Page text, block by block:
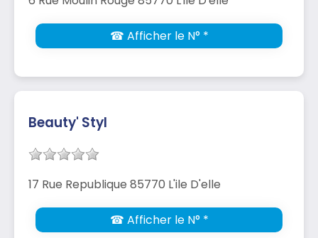
☎ Afficher le N° *
Beauty' Styl
17 Rue Republique 85770 L'ile D'elle
☎ Afficher le N° *